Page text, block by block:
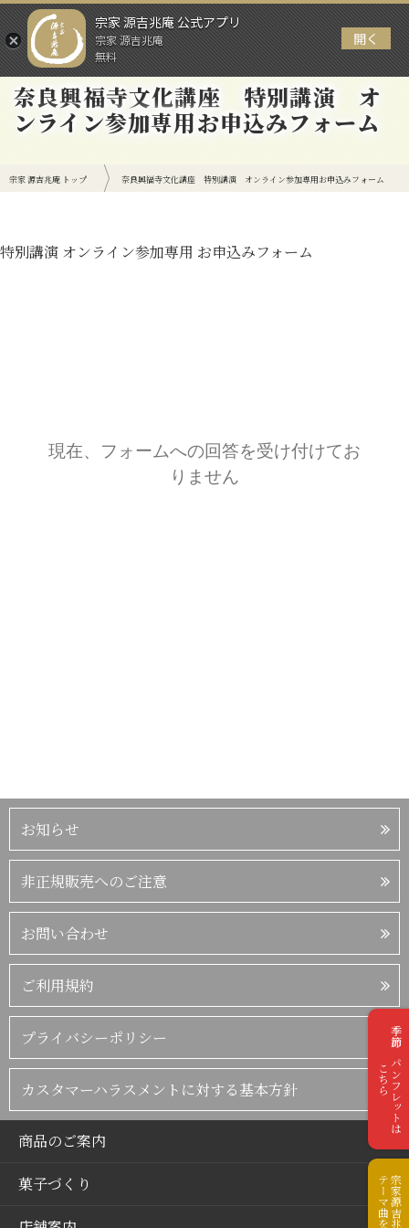
宗家 源吉兆庵 公式アプリ
宗家 源吉兆庵
無料
開く
メニュー
奈良興福寺文化講座 特別講演 オ
ンライン参加専用お申込みフォーム
宗家 源吉兆庵 トップ 奈良興福寺文化講座 特別講演 オンライン参加専用お申込みフォーム
特別講演 オンライン参加専用 お申込みフォーム
お知らせ
非正規販売へのご注意
お問い合わせ
ご利用規約
プライバシーポリシー
カスタマーハラスメントに対する基本方針
商品のご案内
菓子づくり
季節のパンフレットは
こちら